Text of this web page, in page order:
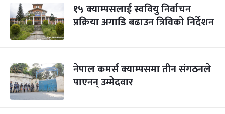
१५ क्याम्पसलाई स्ववियु निर्वाचन
प्रक्रिया अगाडि बढाउन त्रिविको निर्देशन
नेपाल कमर्स क्याम्पसमा तीन संगठनले
पाएनन् उम्मेदवार